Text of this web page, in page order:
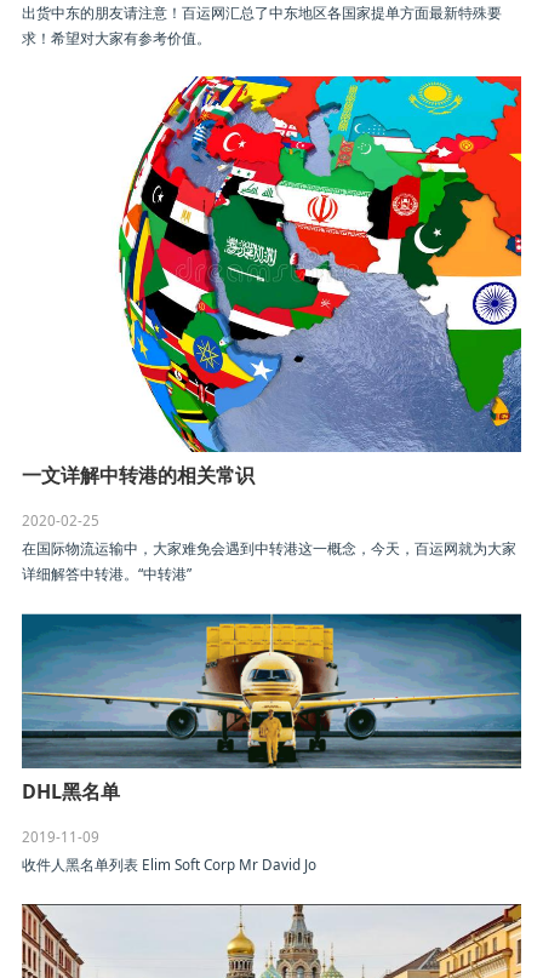
出货中东的朋友请注意！百运网汇总了中东地区各国家提单方面最新特殊要
求！希望对大家有参考价值。
一文详解中转港的相关常识
2020-02-25
在国际物流运输中，大家难免会遇到中转港这一概念，今天，百运网就为大家
详细解答中转港。“中转港”
DHL黑名单
2019-11-09
收件人黑名单列表 Elim Soft Corp Mr David Jo